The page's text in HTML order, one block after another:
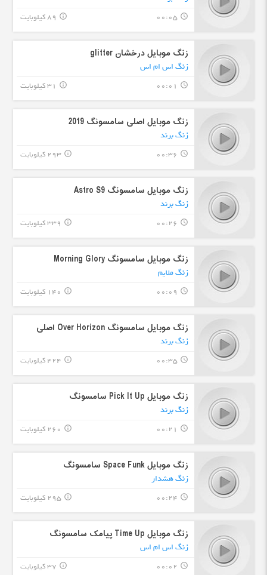
query_builder
00:05 89 کیلوبایت info_outline
زنگ موبایل درخشان glitter
زنگ اس ام اس
query_builder
00:01 31 کیلوبایت info_outline
زنگ موبایل اصلی سامسونگ 2019
زنگ برند
query_builder
00:36 293 کیلوبایت info_outline
زنگ موبایل سامسونگ Astro S9
زنگ برند
query_builder
00:26 339 کیلوبایت info_outline
زنگ موبایل سامسونگ Morning Glory
زنگ ملایم
query_builder
00:09 140 کیلوبایت info_outline
زنگ موبایل سامسونگ Over Horizon اصلی
زنگ برند
query_builder
00:35 424 کیلوبایت info_outline
زنگ موبایل Pick It Up سامسونگ
زنگ برند
query_builder
00:21 260 کیلوبایت info_outline
زنگ موبایل Space Funk سامسونگ
زنگ هشدار
query_builder
00:24 295 کیلوبایت info_outline
زنگ موبایل Time Up پیامک سامسونگ
زنگ اس ام اس
query_builder
00:02 37 کیلوبایت info_outline